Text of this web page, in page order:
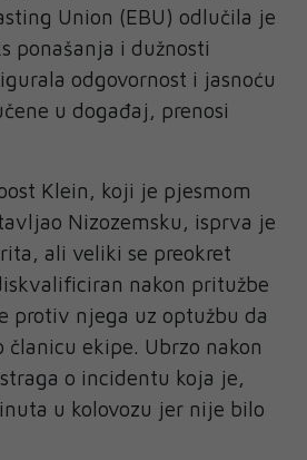
Union (EBU) odlučila je
ponašanja i dužnosti
odgovornost i jasnoću
u događaj, prenosi
Klein, koji je pjesmom
Nizozemsku, isprva je
ali veliki se preokret
nakon pritužbe
protiv njega uz optužbu da
članicu ekipe. Ubrzo nakon
o incidentu koja je,
u kolovozu jer nije bilo